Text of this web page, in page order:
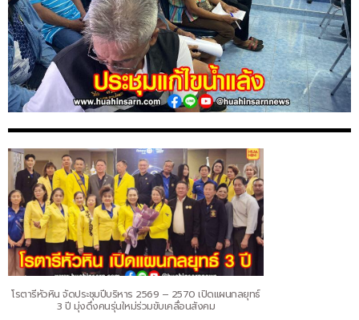
โรตารีหัวหิน จัดประชุมปีบริหาร 2569 – 2570 เปิดแผนกลยุทธ์
3 ปี มุ่งดึงคนรุ่นใหม่ร่วมขับเคลื่อนสังคม